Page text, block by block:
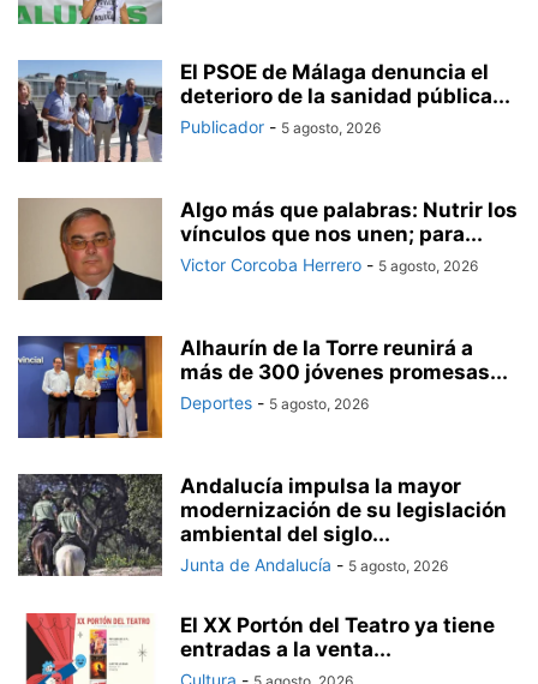
El PSOE de Málaga denuncia el
deterioro de la sanidad pública...
Publicador - 5 agosto, 2026
Algo más que palabras: Nutrir los
vínculos que nos unen; para...
Victor Corcoba Herrero - 5 agosto, 2026
Alhaurín de la Torre reunirá a
más de 300 jóvenes promesas...
Deportes - 5 agosto, 2026
Andalucía impulsa la mayor
modernización de su legislación
ambiental del siglo...
Junta de Andalucía - 5 agosto, 2026
El XX Portón del Teatro ya tiene
entradas a la venta...
Cultura -